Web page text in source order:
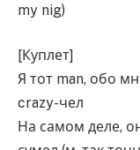
my nig)
[Куплет]
Я тот man, обо
crazy-чел
На самом деле,